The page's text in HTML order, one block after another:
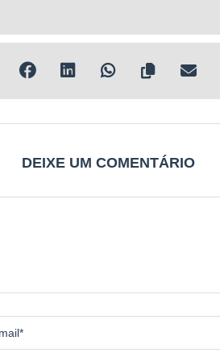
Recovery
DEIXE UM COMENTÁRIO